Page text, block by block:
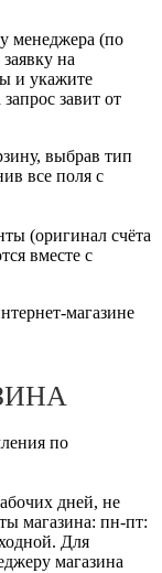
менеджера (по
на
и укажите
завит от
выбрав тип
все поля с
(оригинал счёта
вместе с
магазине
по
дней, не
магазина: пн-пт:
Для
магазина